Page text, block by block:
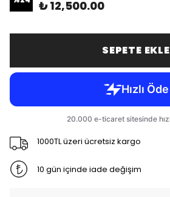
₺ 12,500.00
SEPETE EKLE
1000TL üzeri ücretsiz kargo
10 gün içinde iade değişim